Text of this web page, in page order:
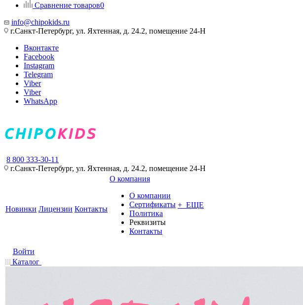
Сравнение товаров0
info@chipokids.ru
г.Санкт-Петербург, ул. Яхтенная, д. 24.2, помещение 24-Н
Вконтакте
Facebook
Instagram
Telegram
Viber
Viber
WhatsApp
8 800 333-30-11
г.Санкт-Петербург, ул. Яхтенная, д. 24.2, помещение 24-Н
Новинки Лицензии Контакты
О компания
О компании
Сертификаты
Политика
Реквизиты
Контакты
+ ЕЩЕ
Войти
Каталог